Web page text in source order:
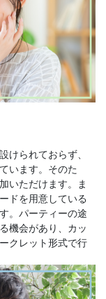
けられておらず、
います。そのた
いただけます。ま
ドを用意している
。パーティーの途
機会があり、カッ
クレット形式で行